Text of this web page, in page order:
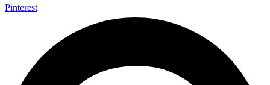
Pinterest